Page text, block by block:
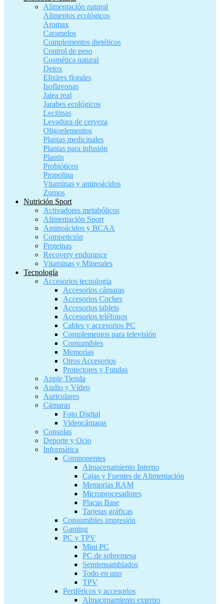
Alimentación natural
Alimentos ecológicos
Aromax
Caramelos
Complementos dietéticos
Control de peso
Cosmética natural
Detox
Elixires florales
Isoflavonas
Jalea real
Jarabes ecológicos
Lecitinas
Levadura de cerveza
Oligoelementos
Plantas medicinales
Plantas para infusión
Plantis
Probióticos
Propolina
Vitaminas y aminoácidos
Zumos
Nutrición Sport
Activadores metabólicos
Alimentación Sport
Aminoácidos y BCAA
Competición
Proteinas
Recovery endurance
Vitaminas y Minerales
Tecnología
Accesorios tecnología
Accesorios cámaras
Accesorios Coches
Accesorios tablets
Accesorios teléfonos
Cables y accesorios PC
Complementos para televisión
Consumibles
Memorias
Otros Accesorios
Protectores y Fundas
Apple Tienda
Audio y Vídeo
Auriculares
Cámaras
Foto Digital
Videocámaras
Consolas
Deporte y Ocio
Informática
Componentes
Almacenamiento Interno
Cajas y Fuentes de Alimentación
Memorias RAM
Microprocesadores
Placas Base
Tarjetas gráficas
Consumibles impresión
Gaming
PC y TPV
Mini PC
PC de sobremesa
Semiensamblados
Todo en uno
TPV
Periféricos y accesorios
Almacenamiento externo